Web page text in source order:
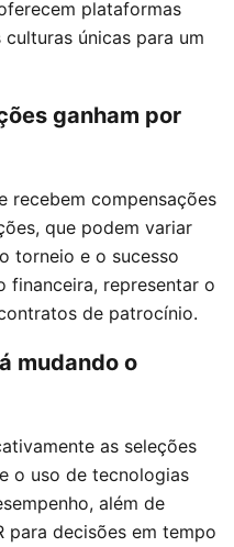
plataformas
únicas para um
ganham por
recebem compensações
que podem variar
torneio e o sucesso
financeira, representar o
de patrocínio.
mudando o
as seleções
o uso de tecnologias
além de
para decisões em tempo